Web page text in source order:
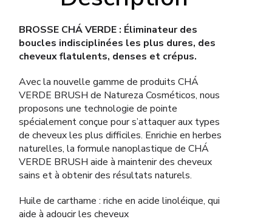
BROSSE CHÁ VERDE : Éliminateur des
boucles indisciplinées les plus dures, des
cheveux flatulents, denses et crépus.
Avec la nouvelle gamme de produits CHÁ
VERDE BRUSH de Natureza Cosméticos, nous
proposons une technologie de pointe
spécialement conçue pour s’attaquer aux types
de cheveux les plus difficiles. Enrichie en herbes
naturelles, la formule nanoplastique de CHÁ
VERDE BRUSH aide à maintenir des cheveux
sains et à obtenir des résultats naturels.
Huile de carthame : riche en acide linoléique, qui
aide à adoucir les cheveux